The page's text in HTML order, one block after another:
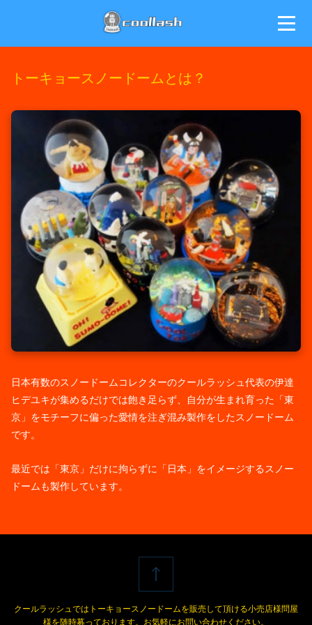
ホーム
逸脱しまくり店主のブログ
トーキョースノードームとは
オリジナルスノードームの制作
オリジナルスノードームキット
スノードーム動画
スノードームの貸し出し
お問合せ
特定商取引法
トーキョースノードームとは？
日本有数のスノードームコレクターのクールラッシュ代表の伊達
ヒデユキが集めるだけでは飽き足らず、自分が生まれ育った「東
京」をモチーフに偏った愛情を注ぎ混み製作をしたスノードーム
です。
最近では「東京」だけに拘らずに「日本」をイメージするスノー
ドームも製作しています。
クールラッシュではトーキョースノードームを販売して頂ける小売店様問屋
様を随時募っております。お気軽にお問い合わせください。